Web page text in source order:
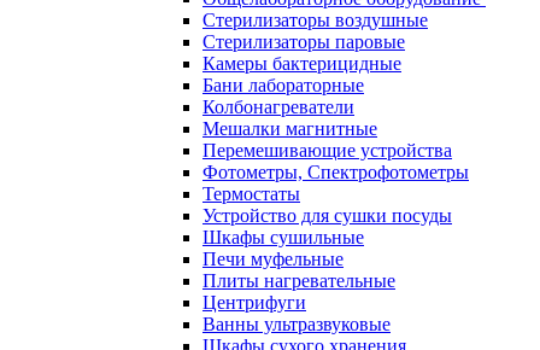
Стерилизаторы воздушные
Стерилизаторы паровые
Камеры бактерицидные
Бани лабораторные
Колбонагреватели
Мешалки магнитные
Перемешивающие устройства
Фотометры, Спектрофотометры
Термостаты
Устройство для сушки посуды
Шкафы сушильные
Печи муфельные
Плиты нагревательные
Центрифуги
Ванны ультразвуковые
Шкафы сухого хранения